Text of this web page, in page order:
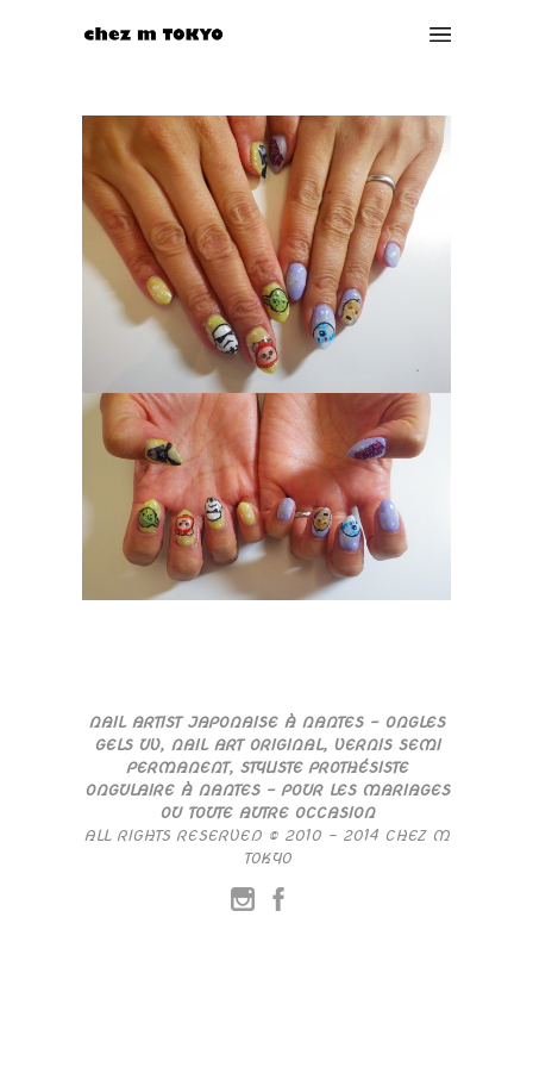
NAIL ARTIST JAPONAISE À NANTES – ONGLES
GELS UV, NAIL ART ORIGINAL, VERNIS SEMI
PERMANENT, STYLISTE PROTHÉSISTE
ONGULAIRE À NANTES – POUR LES MARIAGES
OU TOUTE AUTRE OCCASION
ALL RIGHTS RESERVED © 2010 – 2014 CHEZ M
TOKYO